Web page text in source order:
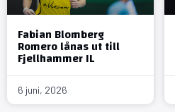
Fabian Blomberg
Romero lånas ut till
Fjellhammer IL
6 juni, 2026